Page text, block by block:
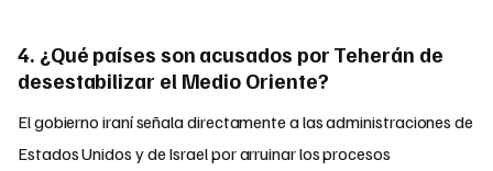
4. ¿Qué países son acusados por Teherán de
desestabilizar el Medio Oriente?
El gobierno iraní señala directamente a las administraciones de
Estados Unidos y de Israel por arruinar los procesos